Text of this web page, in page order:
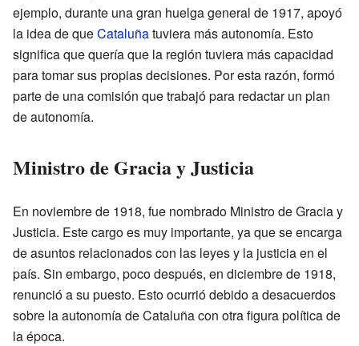
ejemplo, durante una gran huelga general de 1917, apoyó
la idea de queCataluñatuviera más autonomía. Esto
significa que quería que la región tuviera más capacidad
para tomar sus propias decisiones. Por esta razón, formó
parte de una comisión que trabajó para redactar un plan
de autonomía.
Ministro de Gracia y Justicia
En noviembre de 1918, fue nombrado Ministro de Gracia y
Justicia. Este cargo es muy importante, ya que se encarga
de asuntos relacionados con las leyes y la justicia en el
país. Sin embargo, poco después, en diciembre de 1918,
renunció a su puesto. Esto ocurrió debido a desacuerdos
sobre la autonomía de Cataluña con otra figura política de
la época.